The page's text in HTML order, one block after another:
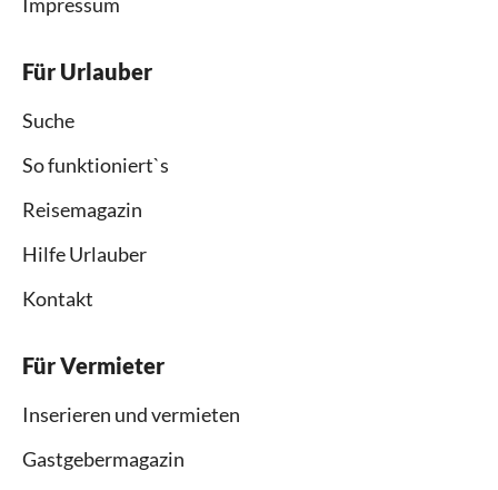
Für Urlauber
Suche
So funktioniert`s
Reisemagazin
Hilfe Urlauber
Kontakt
Für Vermieter
Inserieren und vermieten
Gastgebermagazin